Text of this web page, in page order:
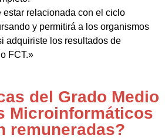
estar relacionada con el ciclo
y permitirá a los organismos
adquiriste los resultados de
FCT.»
del Grado Medio
Microinformáticos
remuneradas?